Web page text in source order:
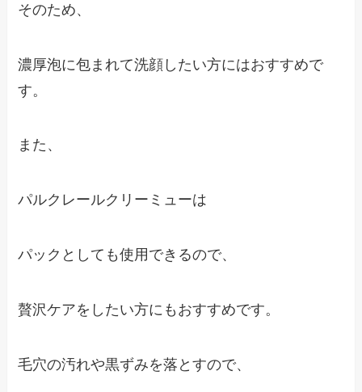
そのため、
濃厚泡に包まれて洗顔したい方にはおすすめで
す。
また、
パルクレールクリーミューは
パックとしても使用できるので、
贅沢ケアをしたい方にもおすすめです。
毛穴の汚れや黒ずみを落とすので、